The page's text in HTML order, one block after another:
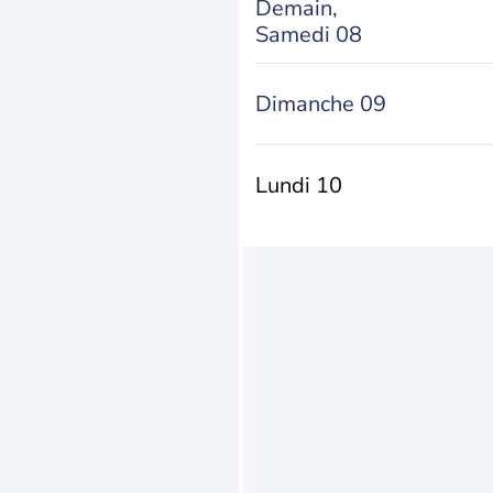
Demain,
Samedi 08
Dimanche 09
Lundi 10